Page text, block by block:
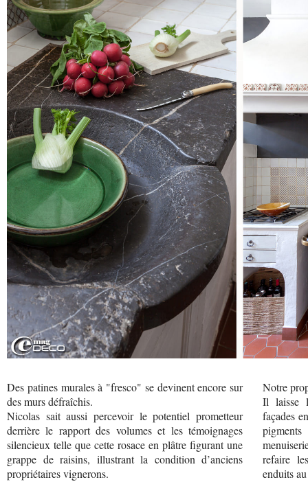
Des patines murales à "fresco" se devinent encore sur
des murs défraîchis.
Nicolas sait aussi percevoir le potentiel prometteur
derrière le rapport des volumes et les témoignages
silencieux telle que cette rosace en plâtre figurant une
grappe de raisins, illustrant la condition d’anciens
propriétaires vignerons.
Notre
Il laisse
façades
refaire
enduits